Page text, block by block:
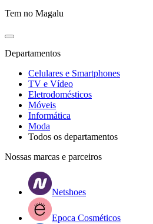
Tem no Magalu
Departamentos
Celulares e Smartphones
TV e Vídeo
Eletrodomésticos
Móveis
Informática
Moda
Todos os departamentos
Nossas marcas e parceiros
Netshoes
Epoca Cosméticos